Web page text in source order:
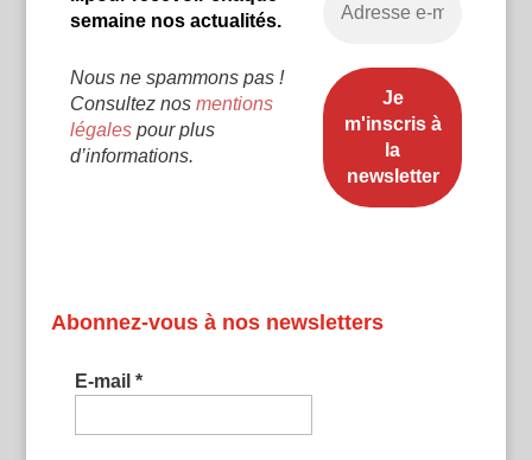
semaine nos actualités.
Nous ne spammons pas !
Consultez nos mentions
légalespour plus
d’informations.
Abonnez-vous à nos newsletters
E-mail *